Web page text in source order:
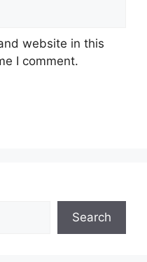
website in this
I comment.
Search